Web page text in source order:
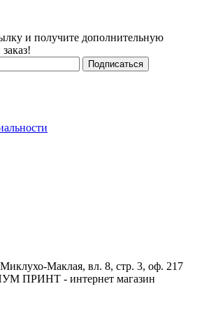
и получите дополнительную
Маклая, вл. 8, стр. 3, оф. 217
ПРИНТ - интернет магазин